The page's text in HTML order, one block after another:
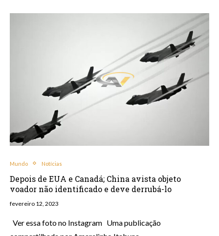
Mundo Notícias
Depois de EUA e Canadá; China avista objeto
voador não identificado e deve derrubá-lo
fevereiro 12, 2023
Ver essa foto no Instagram Uma publicação